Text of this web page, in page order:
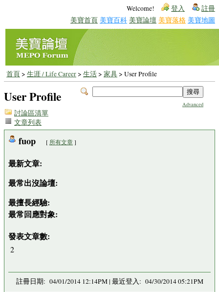
Welcome! 登入 註冊
美寶首頁 美寶百科 美寶論壇 美寶落格 美寶地圖
首頁> 生涯 / Life Career> 生活> 家具> User Profile
Advanced
User Profile
討論區清單
文章列表
fuop [ 所有文章]
最新文章:
最常出沒論壇:
最擅長經驗:
最常回應對象:
發表文章數:
2
註冊日期: 04/01/2014 12:14PM | 最近登入: 04/30/2014 05:21PM